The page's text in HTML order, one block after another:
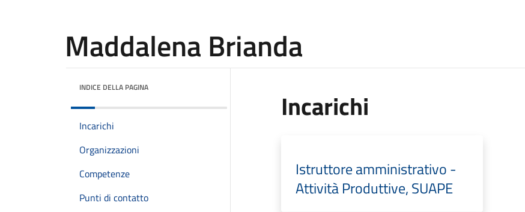
Maddalena Brianda
INDICE DELLA PAGINA
Incarichi
Organizzazioni
Competenze
Punti di contatto
Incarichi
Istruttore amministrativo -
Attività Produttive, SUAPE